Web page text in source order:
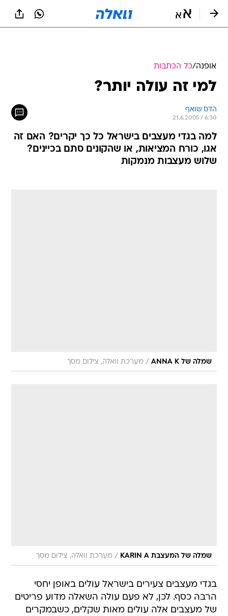
אופנה/כל הכתבות
למי זה עולה יותר?
הדס שואף
21.6.2005 / 6:30
למה בגדי מעצבים בישראל כל כך יקרים? האם זה
אגו, כורח המציאות, או שהקונים סתם בכיינים?
שלוש מעצבות מנמקות
שמלה של ANNA K / מערכת וואלה, צילום מסך
שמלה של המעצבת KARIN A / מערכת וואלה, צילום מסך
בגדי מעצבים צעירים בישראל עולים באופן יחסי
הרבה כסף. לכן, לא פעם עולה השאלה מדוע פריטים
של מעצבים אלה עולים מאות שקלים, כשבמקרים